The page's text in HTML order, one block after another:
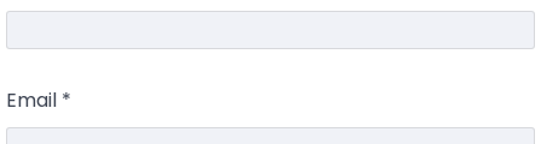
Email *